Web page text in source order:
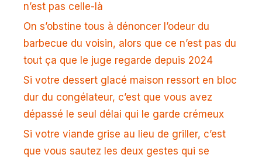
n’est pas celle-là
On s’obstine tous à dénoncer l’odeur du
barbecue du voisin, alors que ce n’est pas du
tout ça que le juge regarde depuis 2024
Si votre dessert glacé maison ressort en bloc
dur du congélateur, c’est que vous avez
dépassé le seul délai qui le garde crémeux
Si votre viande grise au lieu de griller, c’est
que vous sautez les deux gestes qui se